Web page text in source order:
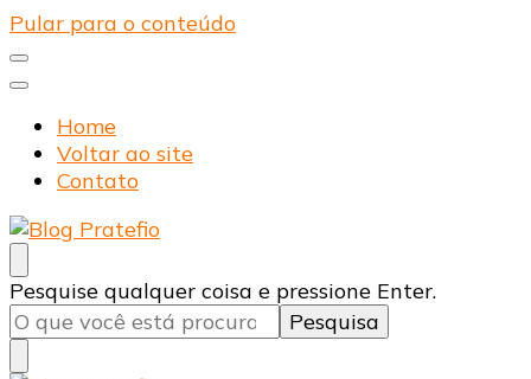
Pular para o conteúdo
Home
Voltar ao site
Contato
Blog Pratefio
Arames e Telas de Qualidade
Procurando
algo?
Pesquise qualquer coisa e pressione Enter.